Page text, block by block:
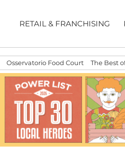
RETAIL & FRANCHISING
Osservatorio Food Court The Best